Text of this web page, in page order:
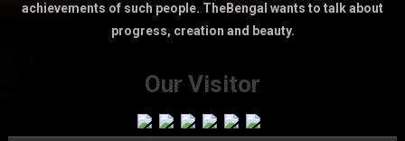
achievements of such people. TheBengal wants to talk about
progress, creation and beauty.
Our Visitor